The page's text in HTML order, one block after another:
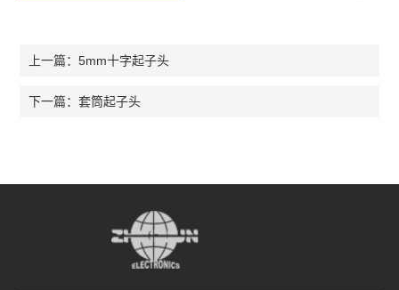
上一篇：5mm十字起子头
下一篇：套筒起子头